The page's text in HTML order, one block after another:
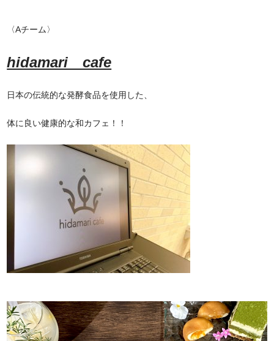
〈Aチーム〉
hidamari cafe
日本の伝統的な発酵食品を使用した、
体に良い健康的な和カフェ！！